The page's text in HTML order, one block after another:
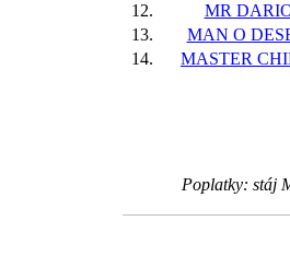
12.
MR
13.
MAN O
14.
MASTER
Poplatky: stáj